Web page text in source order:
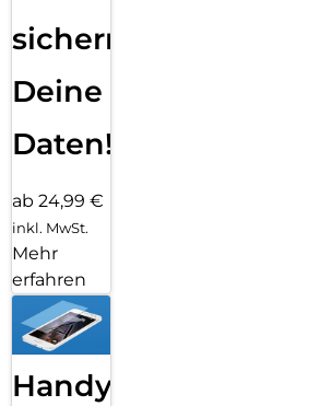
sichern
Deine
Daten!
ab 24,99 €
inkl. MwSt.
Mehr
erfahren
Handy